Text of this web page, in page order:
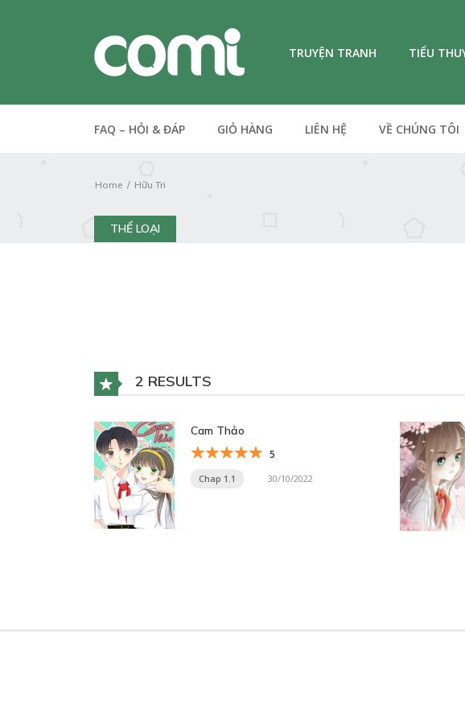
TRUYỆN TRANH TIỂU
FAQ – HỎI & ĐÁP GIỎ HÀNG LIÊN HỆ VỀ CHÚNG TÔI
Home Hữu Tri
THỂ LOẠI
2 RESULTS
Cam Thảo
5
Chap 1.1 30/10/2022